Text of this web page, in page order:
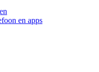
en apps